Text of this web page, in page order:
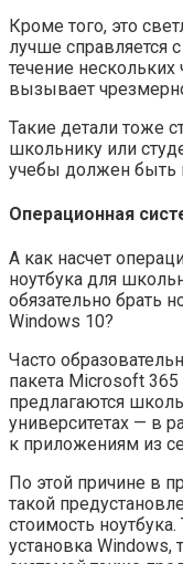
Кроме того, это
лучше справляется
течение
вызывает
Такие детали тоже
школьнику или
учебы должен
Операционная
А как насчет
ноутбука для
обязательно брать
Windows 10?
Часто
пакета Microsoft
предлагаются
университетах — в
к приложениям из
По этой причине в
такой
стоимость
установка Windows,